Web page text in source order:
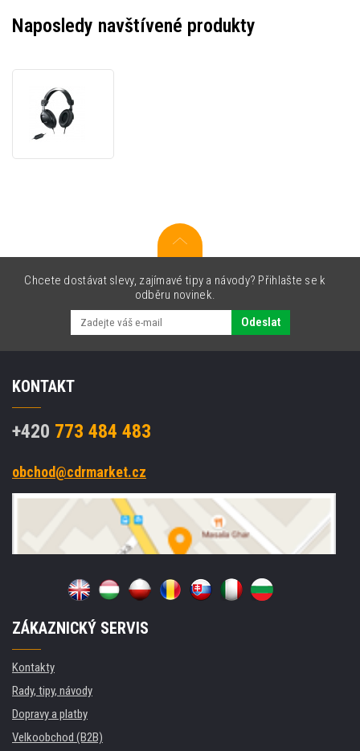
Naposledy navštívené produkty
s
Chcete dostávat slevy, zajímavé tipy a návody? Přihlašte se k
odběru novinek.
Odeslat
KONTAKT
+420 773 484 483
obchod@cdrmarket.cz
ZÁKAZNICKÝ SERVIS
Kontakty
Rady, tipy, návody
Dopravy a platby
Velkoobchod (B2B)